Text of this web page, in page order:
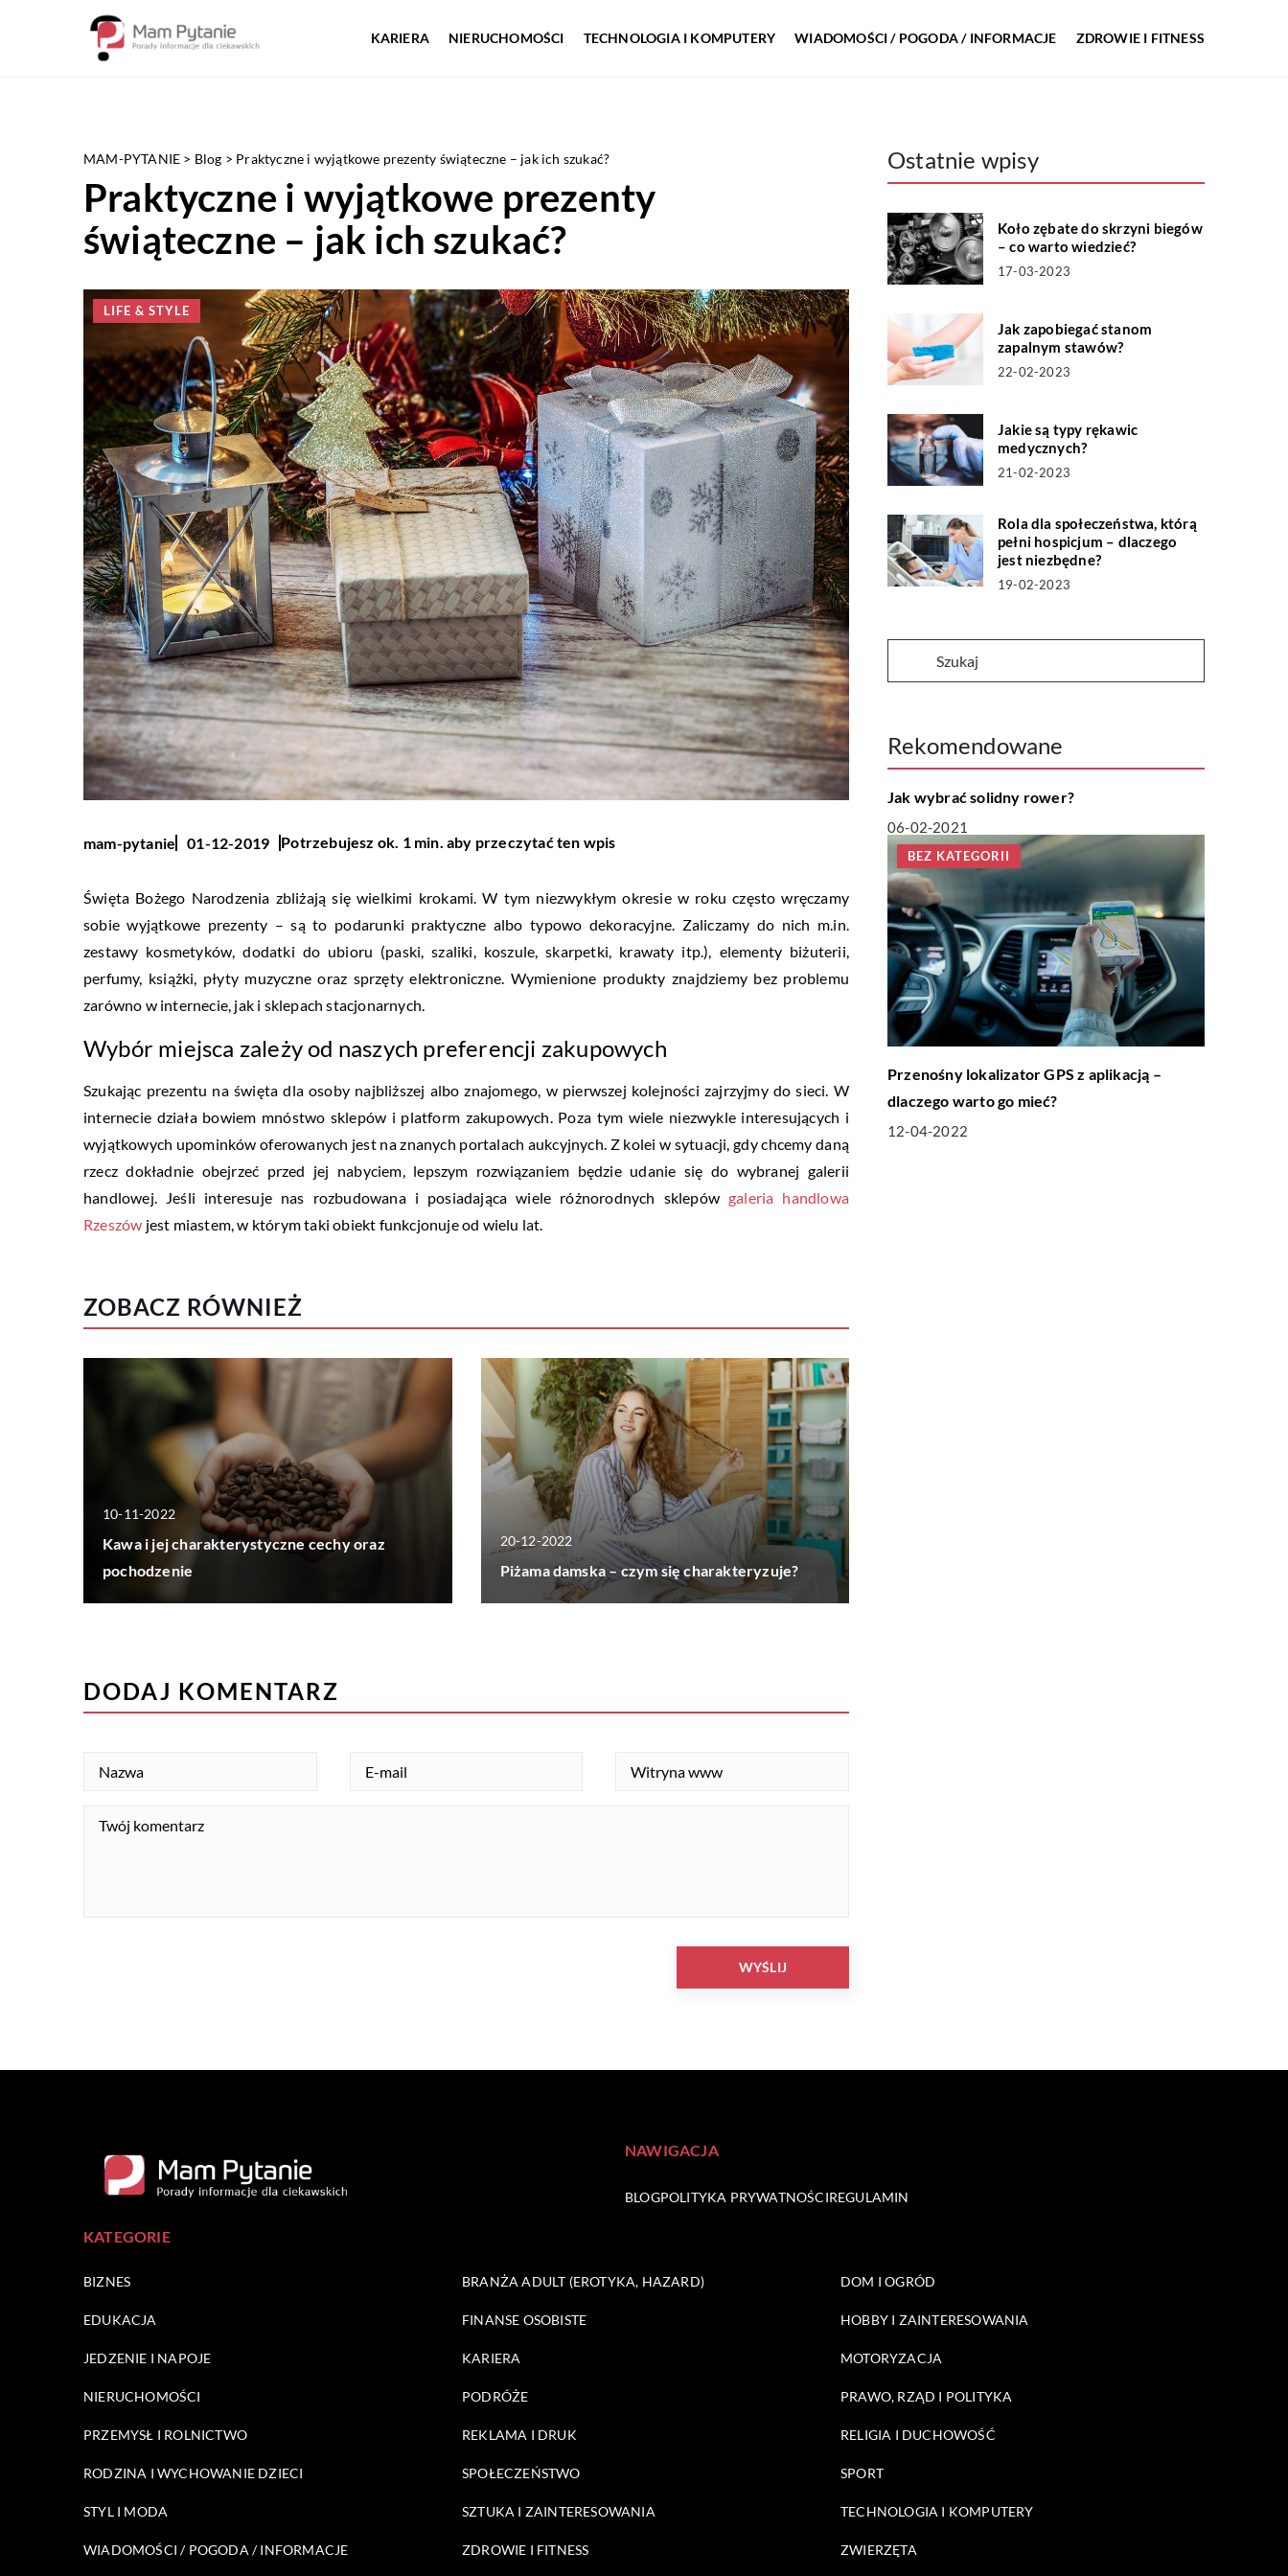
KARIERA NIERUCHOMOŚCI TECHNOLOGIA I KOMPUTERY WIADOMOŚCI / POGODA / INFORMACJE ZDROWIE I FITNESS
MAM-PYTANIE > Blog > Praktyczne i wyjątkowe prezenty świąteczne – jak ich szukać?
Praktyczne i wyjątkowe prezenty
świąteczne – jak ich szukać?
LIFE & STYLE
mam-pytanie 01-12-2019 Potrzebujesz ok. 1 min. aby przeczytać ten wpis
Święta Bożego Narodzenia zbliżają się wielkimi krokami. W tym niezwykłym okresie w roku często wręczamy
sobie wyjątkowe prezenty – są to podarunki praktyczne albo typowo dekoracyjne. Zaliczamy do nich m.in.
zestawy kosmetyków, dodatki do ubioru (paski, szaliki, koszule, skarpetki, krawaty itp.), elementy biżuterii,
perfumy, książki, płyty muzyczne oraz sprzęty elektroniczne. Wymienione produkty znajdziemy bez problemu
zarówno w internecie, jak i sklepach stacjonarnych.
Wybór miejsca zależy od naszych preferencji zakupowych
Szukając prezentu na święta dla osoby najbliższej albo znajomego, w pierwszej kolejności zajrzyjmy do sieci. W
internecie działa bowiem mnóstwo sklepów i platform zakupowych. Poza tym wiele niezwykle interesujących i
wyjątkowych upominków oferowanych jest na znanych portalach aukcyjnych. Z kolei w sytuacji, gdy chcemy daną
rzecz dokładnie obejrzeć przed jej nabyciem, lepszym rozwiązaniem będzie udanie się do wybranej galerii
handlowej. Jeśli interesuje nas rozbudowana i posiadająca wiele różnorodnych sklepów galeria handlowa
Rzeszów jest miastem, w którym taki obiekt funkcjonuje od wielu lat.
ZOBACZ RÓWNIEŻ
10-11-2022
Kawa i jej charakterystyczne cechy oraz
pochodzenie
20-12-2022
Piżama damska – czym się charakteryzuje?
Ostatnie wpisy
Koło zębate do skrzyni biegów
– co warto wiedzieć?
17-03-2023
Jak zapobiegać stanom
zapalnym stawów?
22-02-2023
Jakie są typy rękawic
medycznych?
21-02-2023
Rola dla społeczeństwa, którą
pełni hospicjum – dlaczego
jest niezbędne?
19-02-2023
Rekomendowane
LIFE & STYLE
Jak wybrać solidny rower?
06-02-2021
BEZ KATEGORII
Przenośny lokalizator GPS z aplikacją –
dlaczego warto go mieć?
12-04-2022
DODAJ KOMENTARZ
NAWIGACJA
BLOGPOLITYKA PRYWATNOŚCIREGULAMIN
KATEGORIE
BIZNES BRANŻA ADULT (EROTYKA, HAZARD) DOM I OGRÓD
EDUKACJA FINANSE OSOBISTE HOBBY I ZAINTERESOWANIA
JEDZENIE I NAPOJE KARIERA MOTORYZACJA
NIERUCHOMOŚCI PODRÓŻE PRAWO, RZĄD I POLITYKA
PRZEMYSŁ I ROLNICTWO REKLAMA I DRUK RELIGIA I DUCHOWOŚĆ
RODZINA I WYCHOWANIE DZIECI SPOŁECZEŃSTWO SPORT
STYL I MODA SZTUKA I ZAINTERESOWANIA TECHNOLOGIA I KOMPUTERY
WIADOMOŚCI / POGODA / INFORMACJE ZDROWIE I FITNESS ZWIERZĘTA